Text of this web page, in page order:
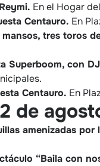
En el Hogar
Centauro. En
mansos, tres toros
Superboom, con
Centauro. En
de
amenizadas por
“Baila con